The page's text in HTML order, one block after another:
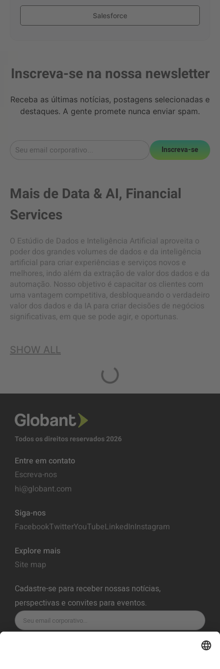
Salesforce
Inscreva-se na nossa newsletter
Receba as últimas notícias, postagens selecionadas e
destaques. A gente promete nunca enviar spam.
Inscreva-se
Mais de Data & AI, Financial
Services
O Estúdio de Dados e Inteligência Artificial aproveita o
poder dos grandes volumes de dados e da inteligência
artificial para criar experiências e serviços novos e
melhores, indo além da extração de valor dos dados e da
automação. Nosso objetivo é capacitar os clientes com
uma vantagem competitiva, desbloqueando o verdadeiro
valor dos dados e da IA para criar decisões de negócios
significativas, em que se pode agir, e oportunas.
SHOW ALL
Todos os direitos reservados 2026
Entre em contato
Escreva-nos
hi@globant.com
Siga-nos
FacebookTwitterYouTubeLinkedInInstagram
Explore mais
Site map
Cadastre-se para receber nossas notícias,
perspectivas e convites para eventos.